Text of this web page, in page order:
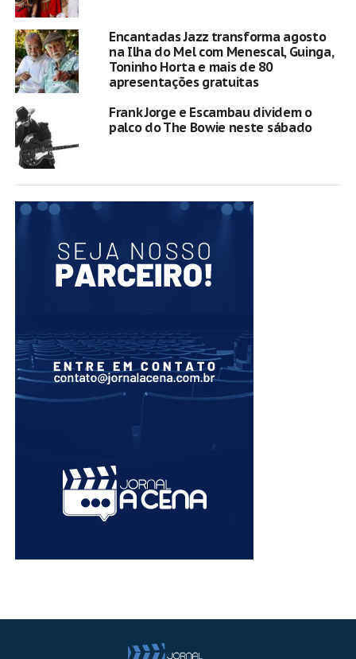
Encantadas Jazz transforma agosto
na Ilha do Mel com Menescal, Guinga,
Toninho Horta e mais de 80
apresentações gratuitas
Frank Jorge e Escambau dividem o
palco do The Bowie neste sábado